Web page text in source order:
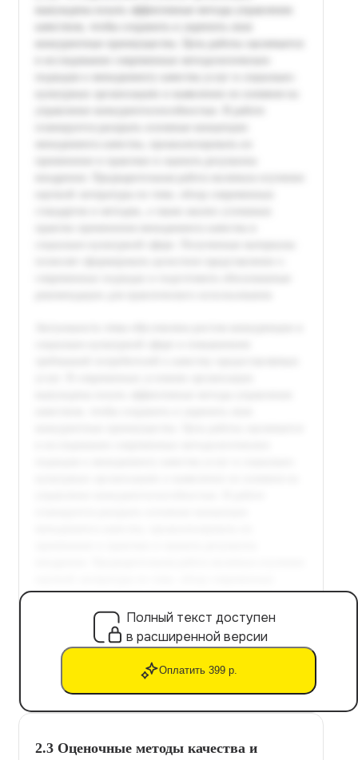
Полный текст доступен
в расширенной версии
Оплатить 399 р.
2.3 Оценочные методы качества и